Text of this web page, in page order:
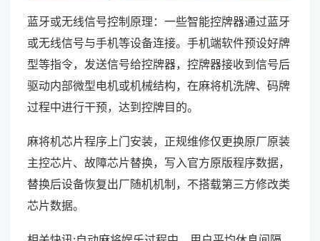
蓝牙或无线信号控制原理：一些智能控牌器通过蓝牙
或无线信号与手机等设备连接。手机端软件预设好牌
型等指令，发送信号给控牌器，控牌器接收到信号后
驱动内部微型电机或机械结构，在麻将机洗牌、码牌
过程中进行干预，达到控牌目的。
麻将机芯片程序上门安装，正规维修仅更换原厂原装
主控芯片、故障芯片替换，写入官方原版程序数据，
替换后设备恢复出厂随机机制，不搭载第三方修改类
芯片数据。